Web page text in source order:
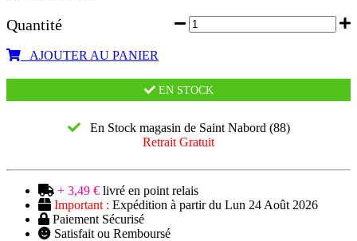
Quantité
AJOUTER AU PANIER
EN STOCK
En Stock magasin de Saint Nabord (88)
Retrait Gratuit
+ 3,49 € livré en point relais
Important : Expédition à partir du Lun 24 Août 2026
Paiement Sécurisé
Satisfait ou Remboursé